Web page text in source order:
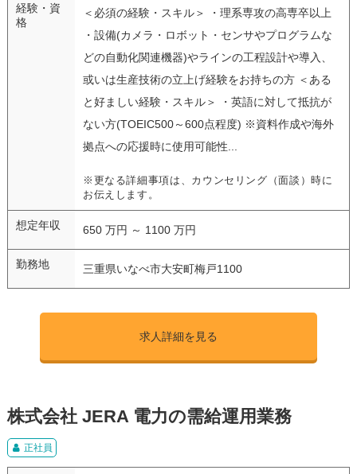
経験・資
格
＜必須の経験・スキル＞ ・理系専攻の高専卒以上
・設備(カメラ・ロボット・センサやプログラムな
どの自動化関連機器)やラインの工程設計や導入、
或いは生産技術の立上げ経験をお持ちの方 ＜ある
と好ましい経験・スキル＞ ・英語に対して抵抗が
ない方(TOEIC500～600点程度) ※資料作成や海外
拠点への応援時に使用可能性...
※更なる詳細事項は、カウンセリング（面談）時に
お伝えします。
想定年収 650 万円 ～ 1100 万円
勤務地 三重県いなべ市大安町梅戸1100
求人詳細を見る
株式会社 JERA 電力の需給運用業務
正社員